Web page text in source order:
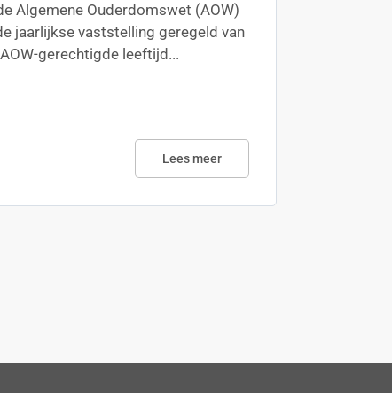
Algemene Ouderdomswet (AOW)
jaarlijkse vaststelling geregeld van
gerechtigde leeftijd...
Lees meer